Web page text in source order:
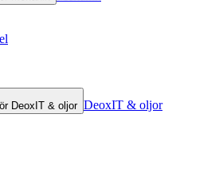
DeoxIT & oljor DeoxIT & oljor